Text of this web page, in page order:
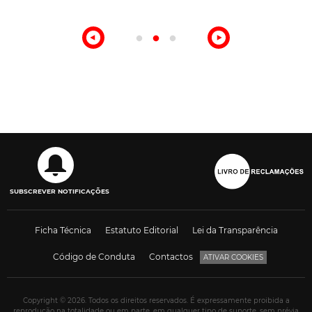
SUBSCREVER NOTIFICAÇÕES
Ficha Técnica Estatuto Editorial Lei da Transparência
Código de Conduta Contactos ATIVAR COOKIES
Copyright © 2026. Todos os direitos reservados. É expressamente proibida a